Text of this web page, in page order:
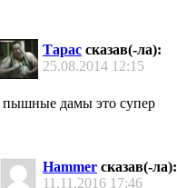
Тарас сказав(-ла):
25.08.2014 12:15
пышные дамы это супер
Hammer сказав(-ла):
11.11.2016 17:46